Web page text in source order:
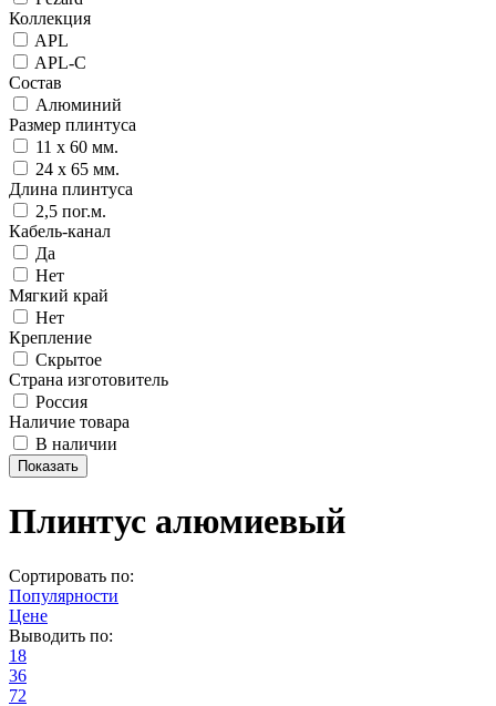
Коллекция
APL
APL-С
Состав
Алюминий
Размер плинтуса
11 x 60 мм.
24 x 65 мм.
Длина плинтуса
2,5 пог.м.
Кабель-канал
Да
Нет
Мягкий край
Нет
Крепление
Скрытое
Страна изготовитель
Россия
Наличие товара
В наличии
Плинтус алюмиевый
Сортировать по:
Популярности
Цене
Выводить по:
18
36
72